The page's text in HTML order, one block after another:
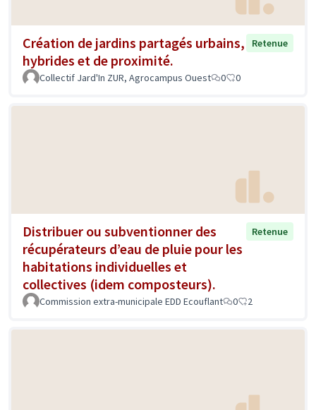
Création de jardins partagés urbains,
hybrides et de proximité.
Retenue
Collectif Jard'In ZUR, Agrocampus Ouest 0 0
Distribuer ou subventionner des
récupérateurs d’eau de pluie pour les
habitations individuelles et
collectives (idem composteurs).
Retenue
Commission extra-municipale EDD Ecouflant 0 2